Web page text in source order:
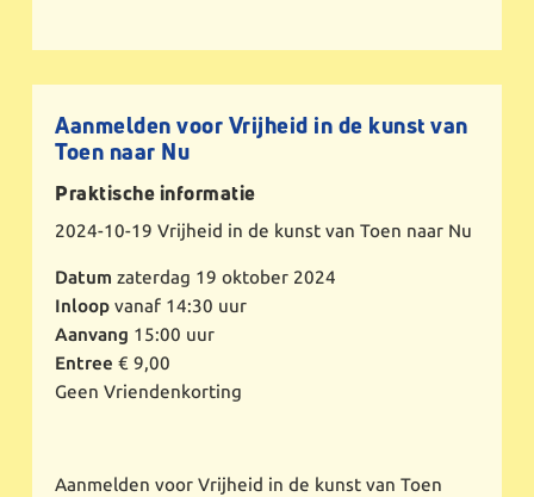
Aanmelden voor Vrijheid in de kunst van
Toen naar Nu
Praktische informatie
2024-10-19 Vrijheid in de kunst van Toen naar Nu
Datum zaterdag 19 oktober 2024
Inloop vanaf 14:30 uur
Aanvang 15:00 uur
Entree € 9,00
Geen Vriendenkorting
Aanmelden voor Vrijheid in de kunst van Toen